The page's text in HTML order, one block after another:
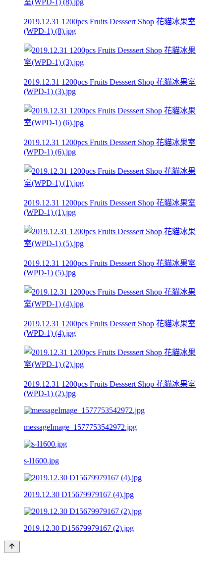
2019.12.31 1200pcs Fruits Desssert Shop 花貓冰果室
(WPD-1) (8).jpg
2019.12.31 1200pcs Fruits Desssert Shop 花貓冰果室
(WPD-1) (3).jpg
2019.12.31 1200pcs Fruits Desssert Shop 花貓冰果室
(WPD-1) (6).jpg
2019.12.31 1200pcs Fruits Desssert Shop 花貓冰果室
(WPD-1) (1).jpg
2019.12.31 1200pcs Fruits Desssert Shop 花貓冰果室
(WPD-1) (5).jpg
2019.12.31 1200pcs Fruits Desssert Shop 花貓冰果室
(WPD-1) (4).jpg
2019.12.31 1200pcs Fruits Desssert Shop 花貓冰果室
(WPD-1) (2).jpg
messageImage_1577753542972.jpg
s-l1600.jpg
2019.12.30 D15679979167 (4).jpg
2019.12.30 D15679979167 (2).jpg